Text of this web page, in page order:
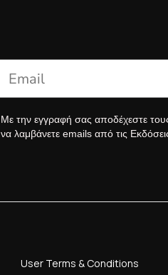
Με την εγγραφή σας αποδέχεστε
να λαμβάνετε emails από τις
User Terms & Conditions